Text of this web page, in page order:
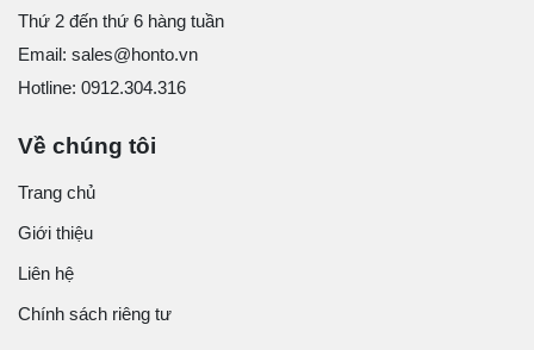
Thứ 2 đến thứ 6 hàng tuần
Email: sales@honto.vn
Hotline: 0912.304.316
Về chúng tôi
Trang chủ
Giới thiệu
Liên hệ
Chính sách riêng tư